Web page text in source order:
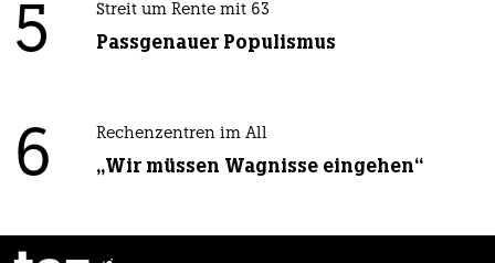
5 Streit um Rente mit 63
Passgenauer Populismus
6 Rechenzentren im All
„Wir müssen Wagnisse eingehen“